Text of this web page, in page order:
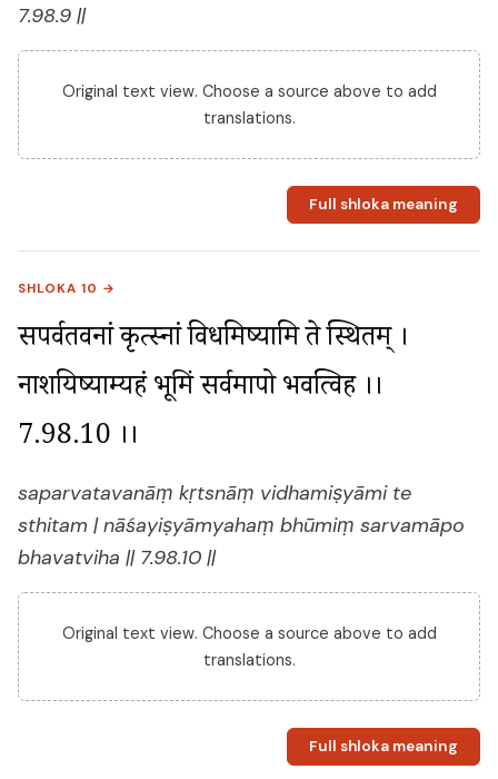
7.98.9 ||
Original text view. Choose a source above to add
translations.
Full shloka meaning
SHLOKA 10 →
सपर्वतवनां कृत्स्नां विधमिष्यामि ते स्थितम् ।
नाशयिष्याम्यहं भूमिं सर्वमापो भवत्विह ।।
7.98.10 ।।
saparvatavanāṃ kṛtsnāṃ vidhamiṣyāmi te
sthitam | nāśayiṣyāmyahaṃ bhūmiṃ sarvamāpo
bhavatviha || 7.98.10 ||
Original text view. Choose a source above to add
translations.
Full shloka meaning